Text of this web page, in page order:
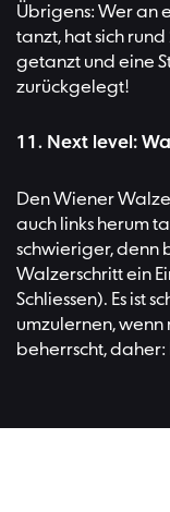
Übrigens: Wer an
tanzt, hat sich
getanzt und eine
zurückgelegt!
11. Next level:
Den Wiener
auch links herum
schwieriger, denn
Walzerschritt ein
Schliessen). Es ist
umzulernen,
beherrscht,